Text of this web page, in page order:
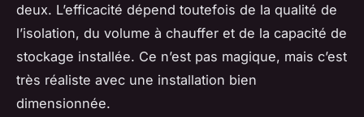
deux. L’efficacité dépend toutefois de la qualité de
l’isolation, du volume à chauffer et de la capacité de
stockage installée. Ce n’est pas magique, mais c’est
très réaliste avec une installation bien
dimensionnée.